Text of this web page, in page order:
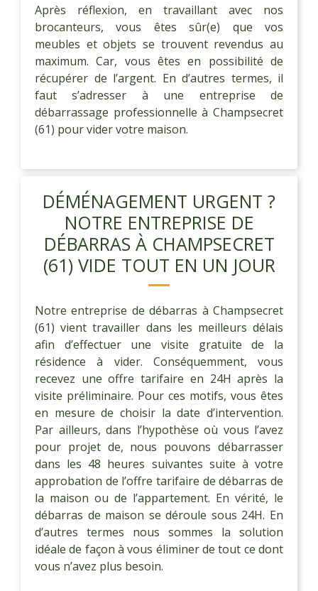
Après réflexion, en travaillant avec nos
brocanteurs, vous êtes sûr(e) que vos
meubles et objets se trouvent revendus au
maximum. Car, vous êtes en possibilité de
récupérer de l’argent. En d’autres termes, il
faut s’adresser à une entreprise de
débarrassage professionnelle à Champsecret
(61) pour vider votre maison.
DÉMÉNAGEMENT URGENT ?
NOTRE ENTREPRISE DE
DÉBARRAS À CHAMPSECRET
(61) VIDE TOUT EN UN JOUR
Notre entreprise de débarras à Champsecret
(61) vient travailler dans les meilleurs délais
afin d’effectuer une visite gratuite de la
résidence à vider. Conséquemment, vous
recevez une offre tarifaire en 24H après la
visite préliminaire. Pour ces motifs, vous êtes
en mesure de choisir la date d’intervention.
Par ailleurs, dans l’hypothèse où vous l’avez
pour projet de, nous pouvons débarrasser
dans les 48 heures suivantes suite à votre
approbation de l’offre tarifaire de débarras de
la maison ou de l’appartement. En vérité, le
débarras de maison se déroule sous 24H. En
d’autres termes nous sommes la solution
idéale de façon à vous éliminer de tout ce dont
vous n’avez plus besoin.